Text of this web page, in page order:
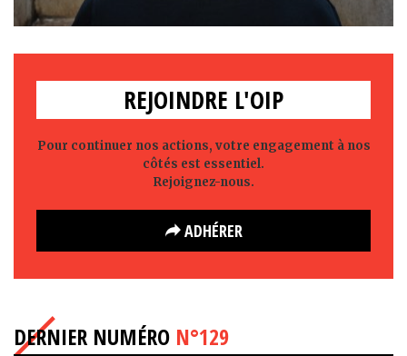
REJOINDRE L'OIP
Pour continuer nos actions, votre engagement à nos
côtés est essentiel.
Rejoignez-nous.
ADHÉRER
DERNIER NUMÉRO N°129